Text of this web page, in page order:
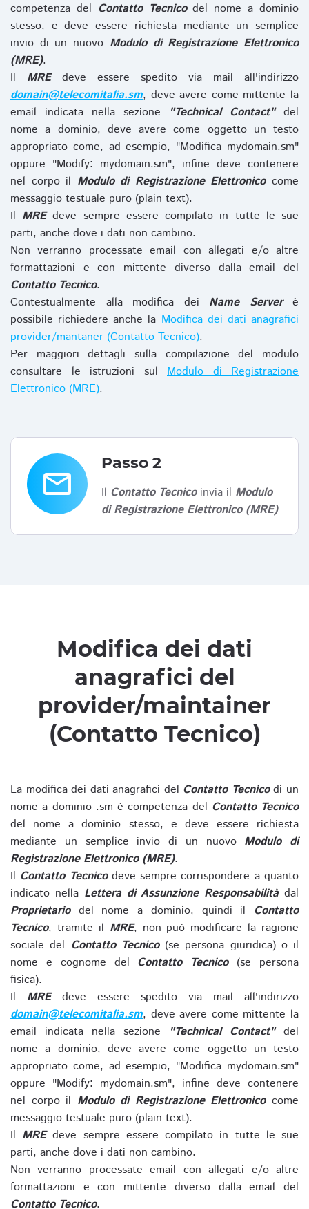
competenza del Contatto Tecnicodel nome a dominio
stesso, e deve essere richiesta mediante un semplice
invio di un nuovo Modulo di Registrazione Elettronico
(MRE).
Il MREdeve essere spedito via mail all'indirizzo
domain@telecomitalia.sm, deve avere come mittente la
email indicata nella sezione
"Technical Contact"del
nome a dominio, deve avere come oggetto un testo
appropriato come, ad esempio, "Modifica mydomain.sm"
oppure "Modify: mydomain.sm", infine deve contenere
nel corpo il Modulo di Registrazione Elettronicocome
messaggio testuale puro (plain text).
Il MREdeve sempre essere compilato in tutte le sue
parti, anche dove i dati non cambino.
Non verranno processate email con allegati e/o altre
formattazioni e con mittente diverso dalla email del
Contatto Tecnico.
Contestualmente alla modifica dei Name Serverè
possibile richiedere anche laModifica dei dati anagrafici
provider/mantaner (Contatto Tecnico).
Per maggiori dettagli sulla compilazione del modulo
consultare le istruzioni sul Modulo di Registrazione
Elettronico (MRE).
email
Passo 2
Il Contatto Tecnicoinvia il Modulo
di Registrazione Elettronico (MRE)
Modifica dei dati
anagrafici del
provider/maintainer
(Contatto Tecnico)
La modifica dei dati anagrafici del Contatto Tecnicodi un
nome a dominio .sm è competenza del Contatto Tecnico
del nome a dominio stesso, e deve essere richiesta
mediante un semplice invio di un nuovo Modulo di
Registrazione Elettronico (MRE).
Il Contatto Tecnicodeve sempre corrispondere a quanto
indicato nella Lettera di Assunzione Responsabilitàdal
Proprietariodel nome a dominio, quindi il Contatto
Tecnico, tramite il MRE, non può modificare la ragione
sociale del Contatto Tecnico(se persona giuridica) o il
nome e cognome del Contatto Tecnico(se persona
fisica).
Il MREdeve essere spedito via mail all'indirizzo
domain@telecomitalia.sm, deve avere come mittente la
email indicata nella sezione
"Technical Contact"del
nome a dominio, deve avere come oggetto un testo
appropriato come, ad esempio, "Modifica mydomain.sm"
oppure "Modify: mydomain.sm", infine deve contenere
nel corpo il Modulo di Registrazione Elettronicocome
messaggio testuale puro (plain text).
Il MREdeve sempre essere compilato in tutte le sue
parti, anche dove i dati non cambino.
Non verranno processate email con allegati e/o altre
formattazioni e con mittente diverso dalla email del
Contatto Tecnico.